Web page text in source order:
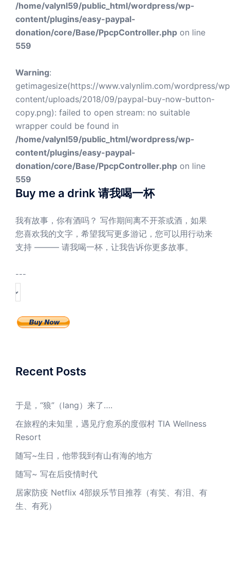
/home/valynl59/public_html/wordpress/wp-
content/plugins/easy-paypal-
donation/core/Base/PpcpController.php on line
559
Warning:
getimagesize(https://www.valynlim.com/wordpress/
content/uploads/2018/09/paypal-buy-now-button-
copy.png): failed to open stream: no suitable
wrapper could be found in
/home/valynl59/public_html/wordpress/wp-
content/plugins/easy-paypal-
donation/core/Base/PpcpController.php on line
559
Buy me a drink 请我喝一杯
我有故事，你有酒吗？ 写作期间离不开茶或酒，如果
您喜欢我的文字，希望我写更多游记，您可以用行动来
支持 ——— 请我喝一杯，让我告诉你更多故事。
---
Recent Posts
于是，“狼”（lang）来了….
在旅程的未知里，遇见疗愈系的度假村 TIA Wellness
Resort
随写~生日，他带我到有山有海的地方
随写~ 写在后疫情时代
居家防疫 Netflix 4部娱乐节目推荐（有笑、有泪、有
生、有死）